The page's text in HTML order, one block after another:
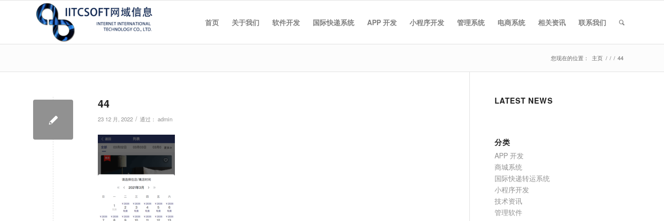
首页 关于我们 软件开发 国际快递系统 APP 开发 小程序开发 管理系统 电商系统 相关资讯 联系我们
您现在的位置： 主页 / / / 44
44
23 12 月, 2022 / 通过： admin
LATEST NEWS
分类
APP 开发
商城系统
国际快递转运系统
小程序开发
技术资讯
管理软件